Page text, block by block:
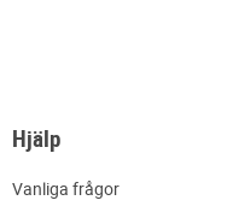
Hjälp
Vanliga frågor